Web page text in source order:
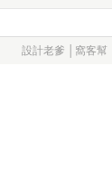
設計老爹 窩客幫│